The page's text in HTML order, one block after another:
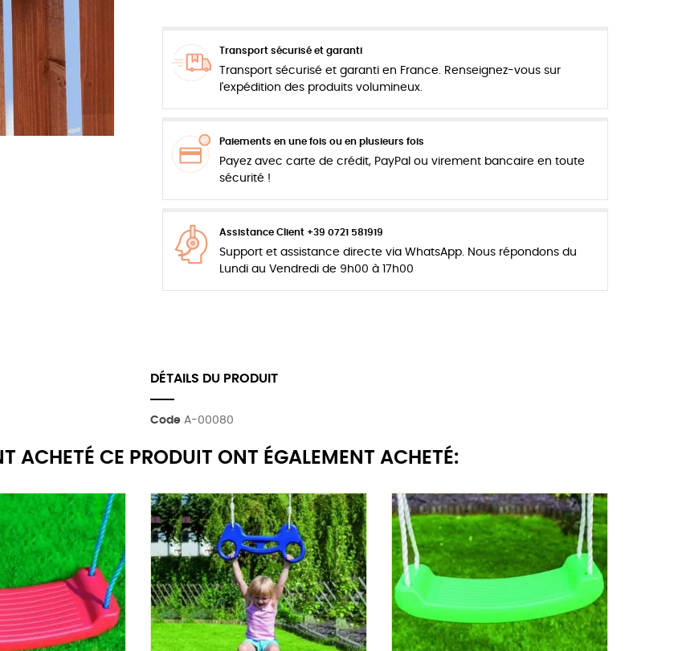
Transport sécurisé et garanti
Transport sécurisé et garanti en France. Renseignez-vous sur
l'expédition des produits volumineux.
Paiements en une fois ou en plusieurs fois
Payez avec carte de crédit, PayPal ou virement bancaire en toute
sécurité !
Assistance Client +39 0721 581919
Support et assistance directe via WhatsApp. Nous répondons du
Lundi au Vendredi de 9h00 à 17h00
DÉTAILS DU PRODUIT
Code A-00080
ACHETÉ CE PRODUIT ONT ÉGALEMENT ACHETÉ: